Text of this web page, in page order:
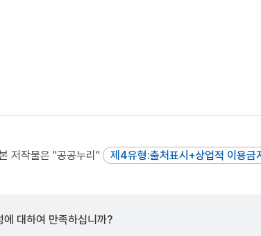
저작물은 "공공누리" 제4유형:출처표시+상업적 이용금
대하여 만족하십니까?